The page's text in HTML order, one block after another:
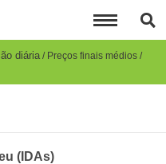
diária Preços finais médios
(IDAs)